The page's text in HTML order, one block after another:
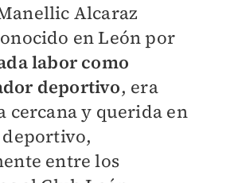
Alcaraz
en León por
labor como
deportivo, era
cercana y querida en
entre los